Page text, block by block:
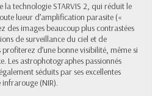
la technologie STARVIS 2, qui réduit le
lueur d’amplification parasite («
des images beaucoup plus contrastées
de surveillance du ciel et de
d’une bonne visibilité, même si
Les astrophotographes passionnés
séduits par ses excellentes
(NIR).